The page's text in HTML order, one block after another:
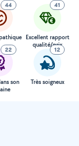
44 41
Excellent rapport
qualité/prix
22
son
12
Très soigneux